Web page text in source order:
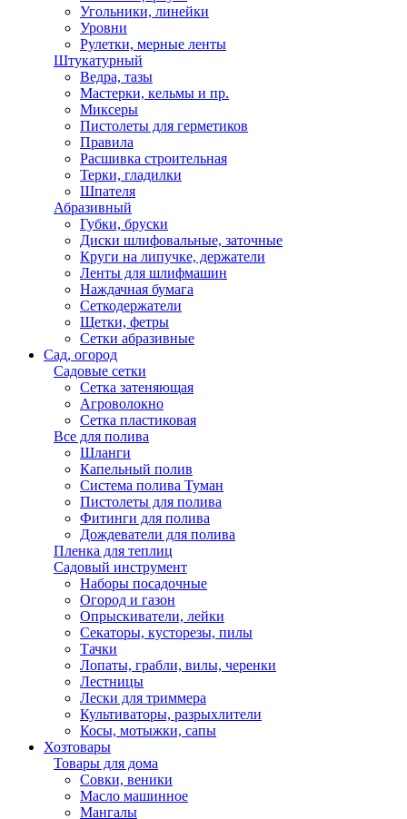
Штангенциркуль
Угольники, линейки
Уровни
Рулетки, мерные ленты
Ведра, тазы
Мастерки, кельмы и пр.
Миксеры
Пистолеты для герметиков
Правила
Расшивка строительная
Терки, гладилки
Шпателя
Абразивный
Губки, бруски
Диски шлифовальные, заточные
Круги на липучке, держатели
Ленты для шлифмашин
Наждачная бумага
Сеткодержатели
Щетки, фетры
Сетки абразивные
Сад, огород
Садовые сетки
Сетка затеняющая
Агроволокно
Сетка пластиковая
Шланги
Капельный полив
Система полива Туман
Пистолеты для полива
Фитинги для полива
Дождеватели для полива
Пленка для теплиц
Садовый инструмент
Наборы посадочные
Огород и газон
Опрыскиватели, лейки
Секаторы, кусторезы, пилы
Тачки
Лопаты, грабли, вилы, черенки
Лестницы
Лески для триммера
Культиваторы, разрыхлители
Косы, мотыжки, сапы
Хозтовары
Товары для дома
Совки, веники